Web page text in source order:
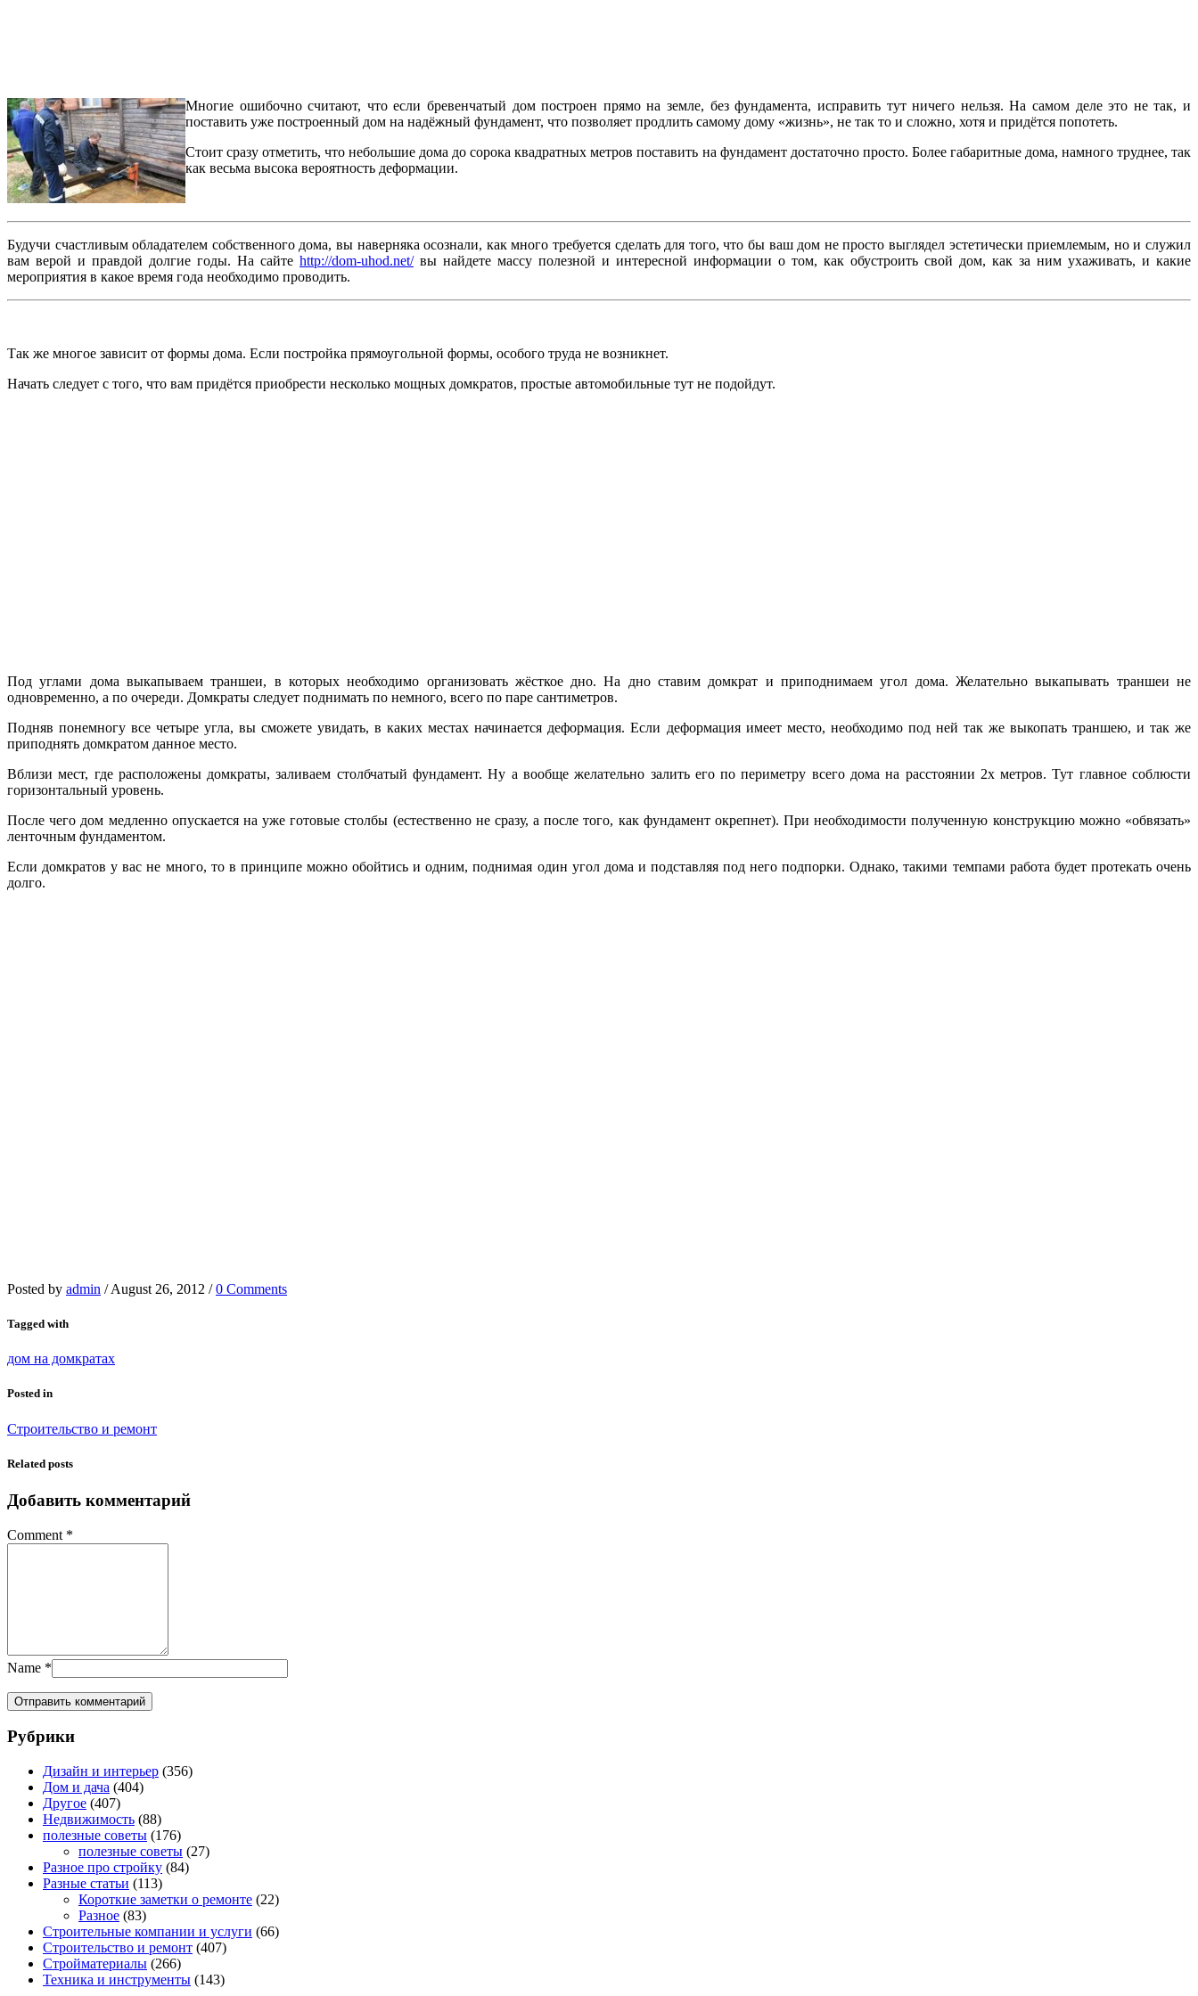
Многие ошибочно считают, что если бревенчатый дом построен прямо на земле, без фундамента, исправить тут ничего нельзя. На самом деле это не так, и
поставить уже построенный дом на надёжный фундамент, что позволяет продлить самому дому «жизнь», не так то и сложно, хотя и придётся попотеть.
Стоит сразу отметить, что небольшие дома до сорока квадратных метров поставить на фундамент достаточно просто. Более габаритные дома, намного труднее, так
как весьма высока вероятность деформации.
Будучи счастливым обладателем собственного дома, вы наверняка осознали, как много требуется сделать для того, что бы ваш дом не просто выглядел эстетически приемлемым, но и служил
вам верой и правдой долгие годы. На сайте http://dom-uhod.net/вы найдете массу полезной и интересной информации о том, как обустроить свой дом, как за ним ухаживать, и какие
мероприятия в какое время года необходимо проводить.
Так же многое зависит от формы дома. Если постройка прямоугольной формы, особого труда не возникнет.
Начать следует с того, что вам придётся приобрести несколько мощных домкратов, простые автомобильные тут не подойдут.
Под углами дома выкапываем траншеи, в которых необходимо организовать жёсткое дно. На дно ставим домкрат и приподнимаем угол дома. Желательно выкапывать траншеи не
одновременно, а по очереди. Домкраты следует поднимать по немного, всего по паре сантиметров.
Подняв понемногу все четыре угла, вы сможете увидать, в каких местах начинается деформация. Если деформация имеет место, необходимо под ней так же выкопать траншею, и так же
приподнять домкратом данное место.
Вблизи мест, где расположены домкраты, заливаем столбчатый фундамент. Ну а вообще желательно залить его по периметру всего дома на расстоянии 2х метров. Тут главное соблюсти
горизонтальный уровень.
После чего дом медленно опускается на уже готовые столбы (естественно не сразу, а после того, как фундамент окрепнет). При необходимости полученную конструкцию можно «обвязать»
ленточным фундаментом.
Если домкратов у вас не много, то в принципе можно обойтись и одним, поднимая один угол дома и подставляя под него подпорки. Однако, такими темпами работа будет протекать очень
долго.
Posted by admin / August 26, 2012 / 0 Comments
Tagged with
дом на домкратах
Posted in
Строительство и ремонт
Related posts
Добавить комментарий
Comment *
Name *
Рубрики
Дизайн и интерьер (356)
Дом и дача (404)
Другое (407)
Недвижимость (88)
полезные советы (176)
полезные советы (27)
Разное про стройку (84)
Разные статьи (113)
Короткие заметки о ремонте (22)
Разное (83)
Строительные компании и услуги (66)
Строительство и ремонт (407)
Стройматериалы (266)
Техника и инструменты (143)